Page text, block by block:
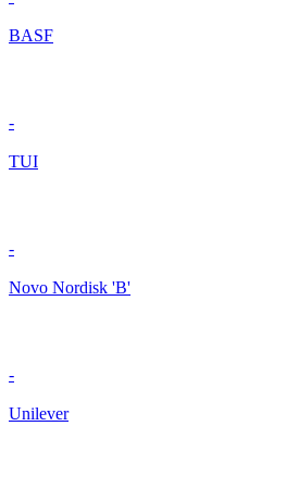
BASF
-
TUI
-
Novo Nordisk 'B'
-
Unilever